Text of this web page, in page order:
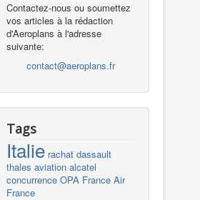
Contactez-nous ou soumettez
vos articles à la rédaction
d'Aeroplans à l'adresse
suivante:
contact@aeroplans.fr
Tags
Italie rachat dassault
thales aviation alcatel
concurrence OPA France Air
France